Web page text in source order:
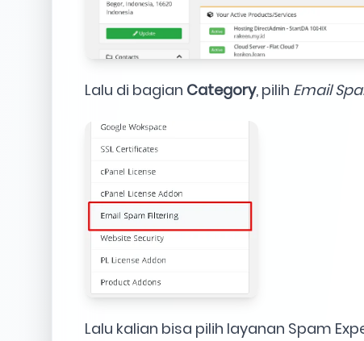
Lalu di bagian Category, pilih Email
Lalu kalian bisa pilih layanan Spam